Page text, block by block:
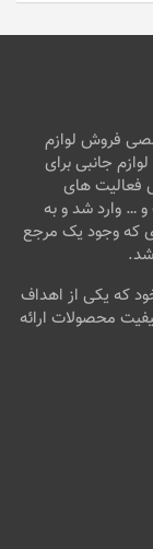
فروش لوازم
ارائه انواع لوازم جانبی برای
فعالیت های
… وارد شد و به
که وجود یک مرجع
شد.
که یکی از اهداف
محصولات ارائه